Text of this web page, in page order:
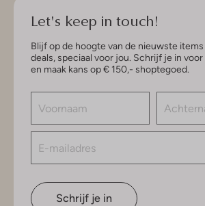
Let's keep in touch!
Blijf op de hoogte van de nieuwste
deals, speciaal voor jou. Schrijf je in
en maak kans op € 150,- shoptegoed.
Schrijf je in